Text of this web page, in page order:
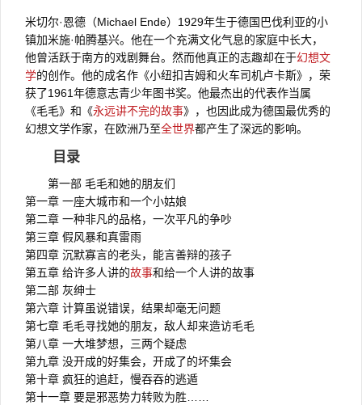
米切尔·恩德（Michael Ende）1929年生于德国巴伐利亚的小
镇加米施·帕腾基兴。他在一个充满文化气息的家庭中长大，
他曾活跃于南方的戏剧舞台。然而他真正的志趣却在于幻想文
学的创作。他的成名作《小纽扣吉姆和火车司机卢卡斯》，荣
获了1961年德意志青少年图书奖。他最杰出的代表作当属
《毛毛》和《永远讲不完的故事》，也因此成为德国最优秀的
幻想文学作家，在欧洲乃至全世界都产生了深远的影响。
目录
第一部 毛毛和她的朋友们
第一章 一座大城市和一个小姑娘
第二章 一种非凡的品格，一次平凡的争吵
第三章 假风暴和真雷雨
第四章 沉默寡言的老头，能言善辩的孩子
第五章 给许多人讲的故事和给一个人讲的故事
第二部 灰绅士
第六章 计算虽说错误，结果却毫无问题
第七章 毛毛寻找她的朋友，敌人却来造访毛毛
第八章 一大堆梦想，三两个疑虑
第九章 没开成的好集会，开成了的坏集会
第十章 疯狂的追赶，慢吞吞的逃遁
第十一章 要是邪恶势力转败为胜……